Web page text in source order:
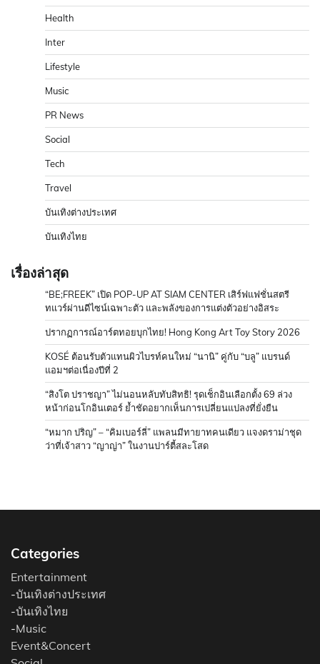
Health
Inter
Lifestyle
Music
PR News
Social
Tech
Travel
บันเทิงต่างประเทศ
บันเทิงไทย
เรื่องล่าสุด
“BE;FREEK” เปิด POP-UP AT SIAM CENTER เสิร์ฟแฟชั่นสตรี
ทแวร์ผ่านดีไซน์เฉพาะตัว และพลังของการแต่งตัวอย่างอิสระ
ปรากฏการณ์อาร์ตทอยบุกไทย! Hong Kong Art Toy Story 2026
KOSÉ ต้อนรับตัวแทนผิวไบรท์คนใหม่ “นานิ” คู่กับ “บลู” แบรนด์
แอมฯต่อเนื่องปีที่ 2
“สิงโต ปราชญา” ไม่นอนหลับทับสิทธิ! รุดเช็กอินเลือกตั้ง 69 ล่วง
หน้าก่อนโกอินเตอร์ ย้ำชัดอยากเห็นการเปลี่ยนแปลงที่ยั่งยืน
“หมาก ปริญ” – “คิมเบอร์ลี่” แพลนมีทายาทคนเดียว แจงดราม่าชุด
ว่าที่เจ้าสาว “ญาญ่า” ในงานปาร์ตี้สละโสด
Categories
Entertainment
-บันเทิงต่างประเทศ
-บันเทิงไทย
-Music
Event&Concert